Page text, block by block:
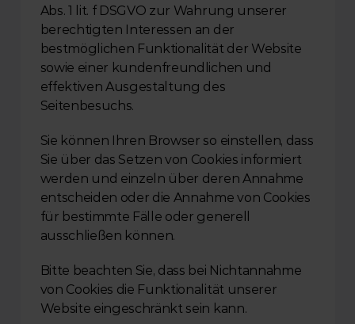
Abs. 1 lit. f DSGVO zur Wahrung unserer
berechtigten Interessen an der
bestmöglichen Funktionalität der Website
sowie einer kundenfreundlichen und
effektiven Ausgestaltung des
Seitenbesuchs.
Sie können Ihren Browser so einstellen, dass
Sie über das Setzen von Cookies informiert
werden und einzeln über deren Annahme
entscheiden oder die Annahme von Cookies
für bestimmte Fälle oder generell
ausschließen können.
Bitte beachten Sie, dass bei Nichtannahme
von Cookies die Funktionalität unserer
Website eingeschränkt sein kann.